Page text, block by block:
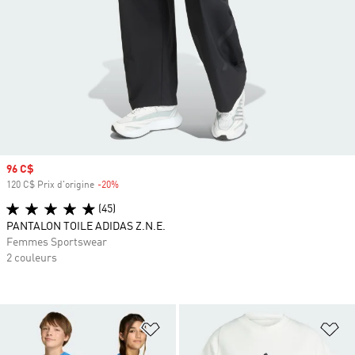
Ajouter à la Liste de produits
Prix soldé
96 C$
120 C$ Prix d'origine -20%
(45)
PANTALON TOILE ADIDAS Z.N.E.
Femmes Sportswear
2 couleurs